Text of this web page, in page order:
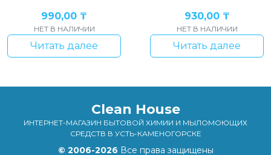
990,00 ₸
НЕТ В НАЛИЧИИ
Читать далее
930,00 ₸
НЕТ В НАЛИЧИИ
Читать далее
Clean House
ИНТЕРНЕТ-МАГАЗИН БЫТОВОЙ ХИМИИ И МЫЛОМОЮЩИХ
СРЕДСТВ В УСТЬ-КАМЕНОГОРСКЕ
© 2006-2026 Все права защищены